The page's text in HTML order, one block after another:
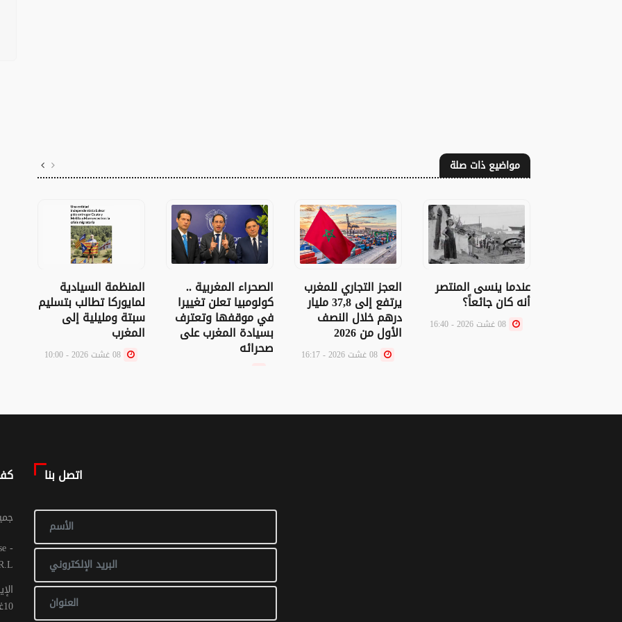
مواضيع ذات صلة
عندما ينسى المنتصر
أنه كان جائعاً؟
العجز التجاري للمغرب
يرتفع إلى 37,8 مليار
درهم خلال النصف
الأول من 2026
الصحراء المغربية ..
كولومبيا تعلن تغييرا
في موقفها وتعترف
بسيادة المغرب على
صحرائه
المنظمة السيادية
لمايوركا تطالب بتسليم
سبتة ومليلية إلى
المغرب
©
10غشت 2016: عدد 1 - 017 ص ح
اتصل بنا